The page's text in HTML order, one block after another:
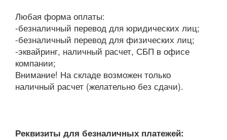
Любая форма оплаты:
-безналичный перевод для юридических лиц;
-безналичный перевод для физических лиц;
-эквайринг, наличный расчет, СБП в офисе
компании;
Внимание! На складе возможен только
наличный расчет (желательно без сдачи).
Реквизиты для безналичных платежей: